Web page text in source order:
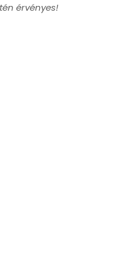
érvényes!